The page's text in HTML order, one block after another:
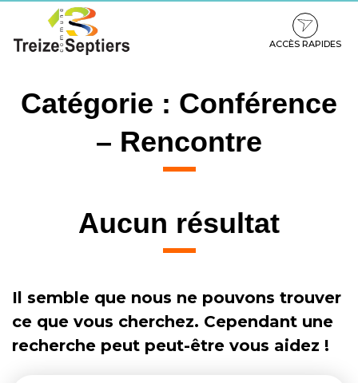
contenu
pied
ACCÈS RAPIDES
Catégorie : Conférence
– Rencontre
Aucun résultat
Il semble que nous ne pouvons trouver
ce que vous cherchez. Cependant une
recherche peut peut-être vous aidez !